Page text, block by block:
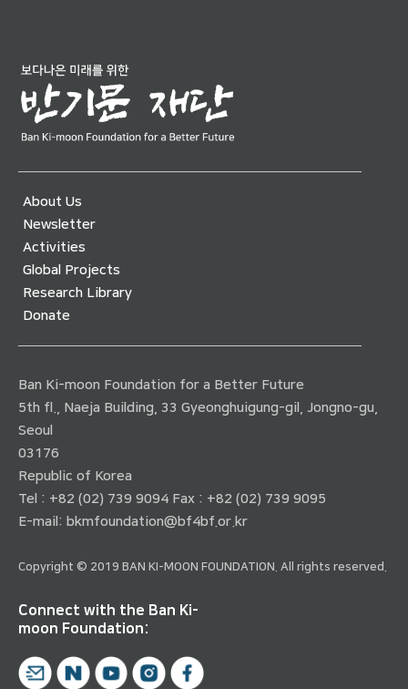
About Us
Newsletter
Activities
Global Projects
Research Library
Donate
Ban Ki-moon Foundation for a Better Future
5th fl., Naeja Building, 33 Gyeonghuigung-gil, Jongno-gu,
Seoul
03176
Republic of Korea
Tel : +82 (02) 739 9094 Fax : +82 (02) 739 9095
E-mail: bkmfoundation@bf4bf.or.kr
Copyright © 2019 BAN KI-MOON FOUNDATION. All rights reserved.
Connect with the Ban Ki-
moon Foundation: